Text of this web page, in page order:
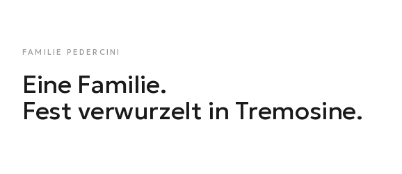
FAMILIE PEDERCINI
Eine Familie.
Fest verwurzelt in Tremosine.